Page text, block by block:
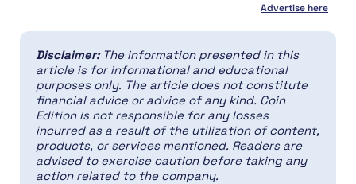
Advertise here
Disclaimer: The information presented in this
article is for informational and educational
purposes only. The article does not constitute
financial advice or advice of any kind. Coin
Edition is not responsible for any losses
incurred as a result of the utilization of content,
products, or services mentioned. Readers are
advised to exercise caution before taking any
action related to the company.